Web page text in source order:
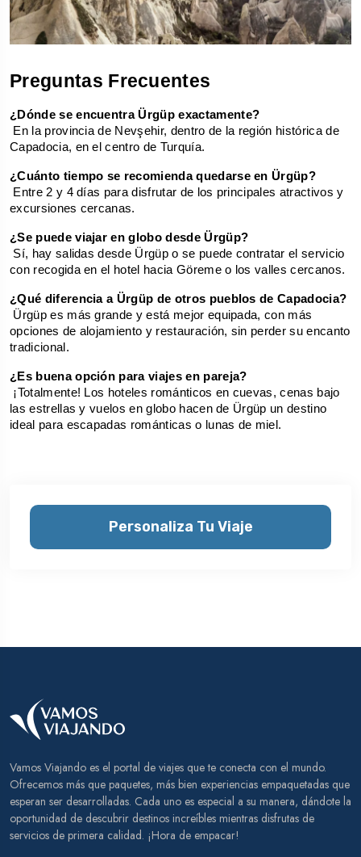
Preguntas Frecuentes
¿Dónde se encuentra Ürgüp exactamente?
Capadocia, en el centro de Turquía.
¿Cuánto tiempo se recomienda quedarse en Ürgüp?
excursiones cercanas.
¿Se puede viajar en globo desde Ürgüp?
con recogida en el hotel hacia Göreme o los valles cercanos.
¿Qué diferencia a Ürgüp de otros pueblos de Capadocia?
opciones de alojamiento y restauración, sin perder su encanto
tradicional.
¿Es buena opción para viajes en pareja?
las estrellas y vuelos en globo hacen de Ürgüp un destino
ideal para escapadas románticas o lunas de miel.
Personaliza Tu Viaje
Vamos Viajando es el portal de viajes que te conecta con el mundo.
Ofrecemos más que paquetes, más bien experiencias empaquetadas que
esperan ser desarrolladas. Cada uno es especial a su manera, dándote la
oportunidad de descubrir destinos increíbles mientras disfrutas de
servicios de primera calidad. ¡Hora de empacar!